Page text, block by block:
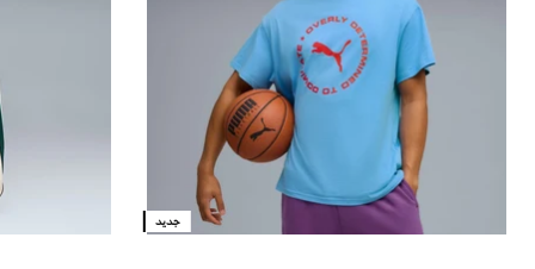
جديد